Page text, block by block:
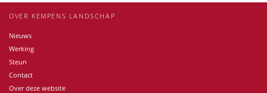
OVER KEMPENS LANDSCHAP
Nieuws
Werking
Steun
Contact
Over deze website